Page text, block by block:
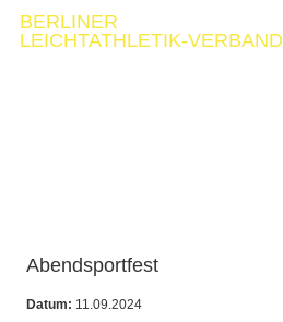
BERLINER
LEICHTATHLETIK-VERBAND
Abendsportfest
Datum: 11.09.2024